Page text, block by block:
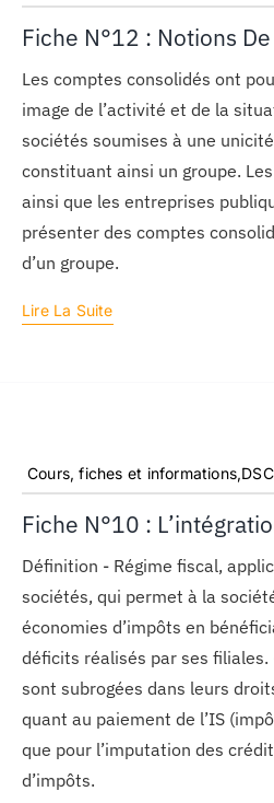
Fiche N°12 : Notions
Les comptes consolidés ont
image de l’activité et de la
sociétés soumises à une
constituant ainsi un groupe.
ainsi que les entreprises
présenter des comptes
d’un groupe.
Lire La Suite
Cours, fiches et
Fiche N°10 :
Définition - Régime fiscal,
sociétés, qui permet à la
économies d’impôts en
déficits réalisés par ses filiales.
sont subrogées dans leurs
quant au paiement de l’IS
que pour l’imputation des
d’impôts.